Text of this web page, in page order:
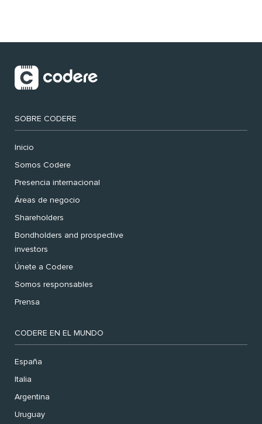
SOBRE CODERE
Inicio
Somos Codere
Presencia internacional
Áreas de negocio
Shareholders
Bondholders and prospective
investors
Únete a Codere
Somos responsables
Prensa
CODERE EN EL MUNDO
España
Italia
Argentina
Uruguay